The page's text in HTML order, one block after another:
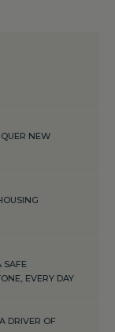
NEW
SAFE
EVERY DAY
DRIVER OF